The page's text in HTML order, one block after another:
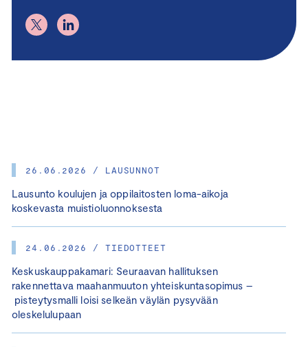
26.06.2026 / LAUSUNNOT
Lausunto koulujen ja oppilaitosten loma-aikoja
koskevasta muistioluonnoksesta
24.06.2026 / TIEDOTTEET
Keskuskauppakamari: Seuraavan hallituksen
rakennettava maahanmuuton yhteiskuntasopimus –
pisteytysmalli loisi selkeän väylän pysyvään
oleskelulupaan